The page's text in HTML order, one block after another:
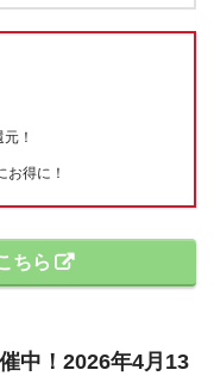
！
得に！
ちら
中！2026年4月13